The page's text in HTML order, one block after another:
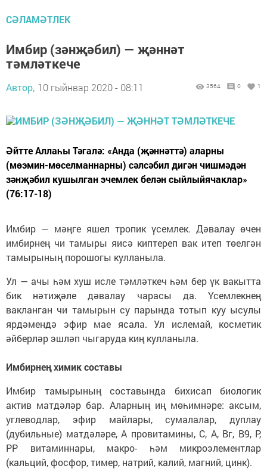
СӘЛАМӘТЛЕК
Имбир (зәнҗәбил) — җәннәт
тәмләткече
Автор, 10 гыйнвар 2020 - 08:11 3564 0 1
Әйтте Аллаһы Тәгалә: «Анда (җәннәттә) аларны
(мөэмин-мөселманнарны) сәлсәбил дигән чишмәдән
зәнҗәбил кушылган эчемлек белән сыйлыйячаклар»
(76:17-18)
Имбир — мәңге яшел тропик үсемлек. Дәвалау өчен
имбирнең чи тамыры яисә киптереп вак итеп төелгән
тамырының порошогы кулланыла.
Ул — ачы һәм хуш исле тәмләткеч һәм бер үк вакытта
бик нәтиҗәле дәвалау чарасы да. Үсемлекнең
вакланган чи тамырын су парында тотып куу ысулы
ярдәмендә эфир мае ясала. Ул ислемай, косметик
әйберләр эшләп чыгаруда киң кулланыла.
Имбирнең химик составы
Имбир тамырының составында бихисап биологик
актив матдәләр бар. Аларның иң мөһимнәре: аксым,
углеводлар, эфир майлары, сумалалар, дуплау
(дубильные) матдәләре, А провитамины, С, А, Вг, В9, Р,
РР витаминнары, макро- һәм микроэлементлар
(кальций, фосфор, тимер, натрий, калий, магний, цинк).